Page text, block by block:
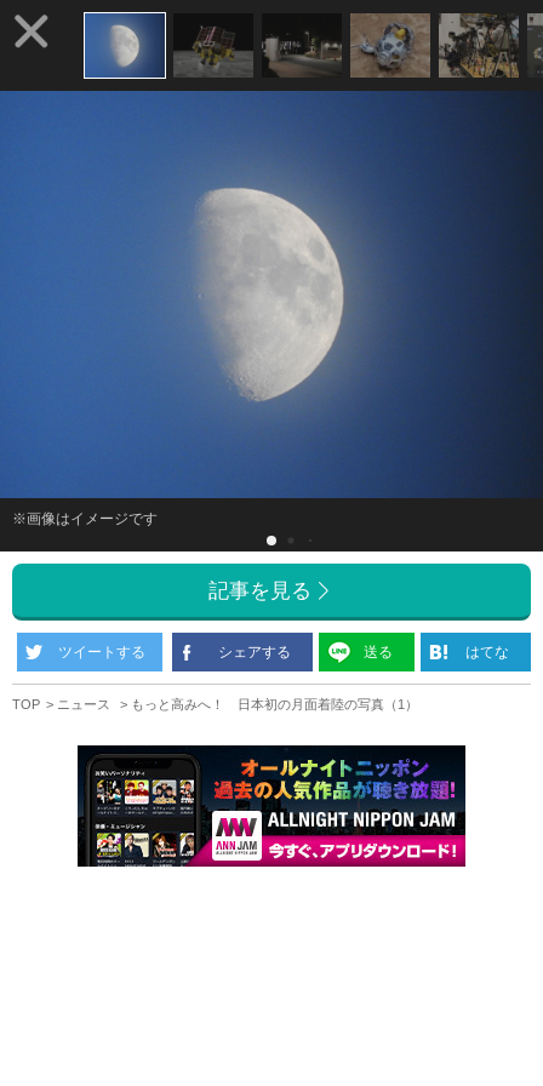
※画像はイメージです
記事を見る
ツイートする シェアする 送る はてな
TOP ニュース もっと高みへ！ 日本初の月面着陸の写真（1）